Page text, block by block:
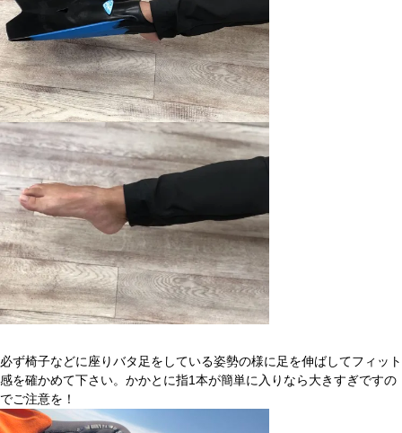
必ず椅子などに座りバタ足をしている姿勢の様に足を伸ばしてフィット
感を確かめて下さい。かかとに指1本が簡単に入りなら大きすぎですの
でご注意を！